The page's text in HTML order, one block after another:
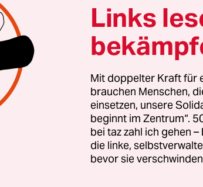
nun nicht mehr im Istanbuler
in einem Gerichtssaal im
„Trotz oder vielleicht gerade
an diesem Prozess wird der
damit erheblich eingeschränkt“,
Reporter ohne Grenzen in der
zu dem Prozess nur 20
und fünf ausländische
Beobachter wie die Grünen
Links
Mit doppelter Kraft für
brauchen Menschen,
einsetzen, unsere
beginnt im Zentrum“.
bei taz zahl ich gehen
die linke,
bevor sie